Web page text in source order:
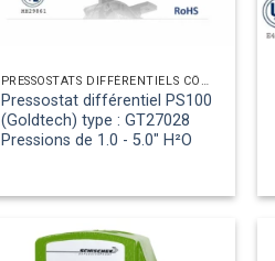
PRESSOSTATS DIFFÉRENTIELS CÔTÉ AIR
Pressostat différentiel PS100
(Goldtech) type : GT27028
Pressions de 1.0 - 5.0″ H²O